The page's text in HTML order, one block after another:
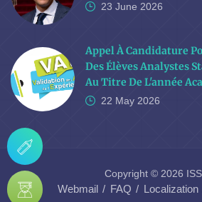
23 June 2026
Appel À Candidature
Des Élèves Analystes
Au Titre De L'année
22 May 2026
Copyright © 2026
Webmail FAQ Localization